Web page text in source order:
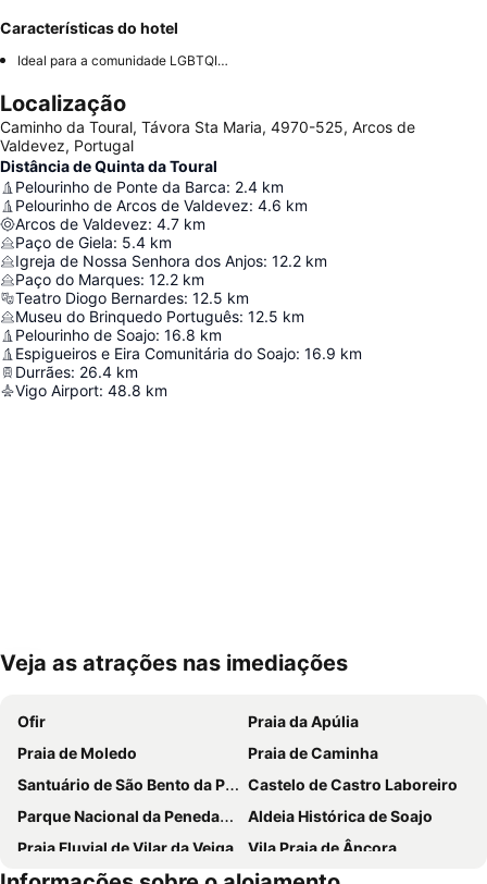
Características do hotel
Ideal para a comunidade LGBTQIA+
Localização
Caminho da Toural, Távora Sta Maria, 4970-525, Arcos de
Valdevez, Portugal
Distância de Quinta da Toural
Pelourinho de Ponte da Barca: 2.4 km
Pelourinho de Arcos de Valdevez: 4.6 km
Arcos de Valdevez: 4.7 km
Paço de Giela: 5.4 km
Igreja de Nossa Senhora dos Anjos: 12.2 km
Paço do Marques: 12.2 km
Teatro Diogo Bernardes: 12.5 km
Museu do Brinquedo Português: 12.5 km
Pelourinho de Soajo: 16.8 km
Espigueiros e Eira Comunitária do Soajo: 16.9 km
Durrães: 26.4 km
Vigo Airport: 48.8 km
Ampliar mapa
Veja as atrações nas imediações
Ofir
Praia da Apúlia
Praia de Moledo
Praia de Caminha
Santuário de São Bento da Porta Aberta
Castelo de Castro Laboreiro
Parque Nacional da Peneda-Gerês
Aldeia Histórica de Soajo
Praia Fluvial de Vilar da Veiga
Vila Praia de Âncora
Braga Parque
Estádio Municipal de Braga - Estádio AXA